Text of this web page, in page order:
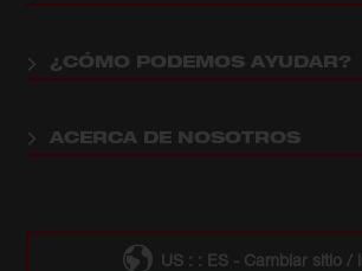
¿CÓMO PODEMOS AYUDAR?
ACERCA DE NOSOTROS
US : : ES - Cambiar sitio /